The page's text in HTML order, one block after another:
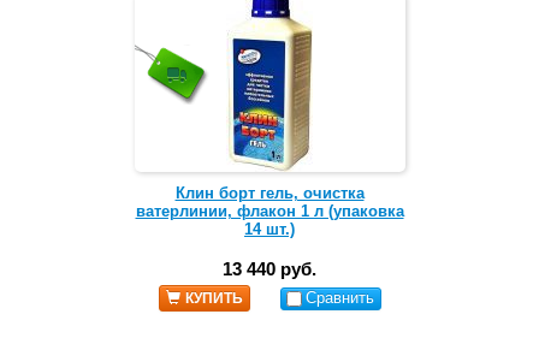
Клин борт гель, очистка
ватерлинии, флакон 1 л (упаковка
14 шт.)
13 440 руб.
КУПИТЬ Сравнить